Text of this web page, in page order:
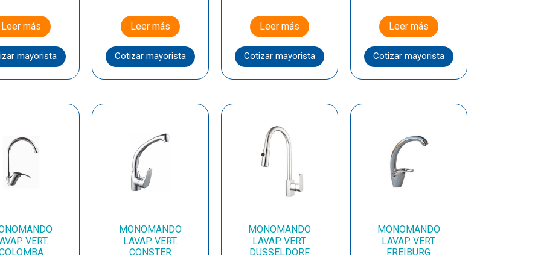
Leer más
mayorista
Leer más
Cotizar mayorista
Leer más
Cotizar mayorista
Leer más
Cotizar mayorista
VERT.
MONOMANDO
LAVAP. VERT.
CONSTER
MONOMANDO
LAVAP. VERT.
DUSSELDORF
MONOMANDO
LAVAP. VERT.
FREIBURG